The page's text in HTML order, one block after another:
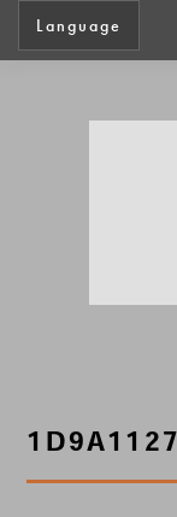
Language
1D9A1127